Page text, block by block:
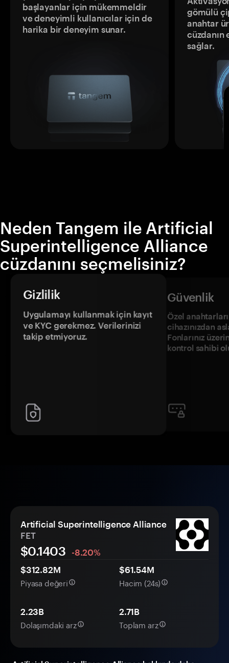
başlayanlar için mükemmeldir
ve deneyimli kullanıcılar için de
harika bir deneyim sunar.
gömülü
anahtar
sağlar.
Neden Tangem ile Artificial
Superintelligence Alliance
cüzdanını seçmelisiniz?
Gizlilik
Uygulamayı kullanmak için kayıt
ve KYC gerekmez. Verilerinizi
takip etmiyoruz.
Güvenlik
Özel
cihazınızdan
Fonlarınız
kontrol sahibi
Artificial Superintelligence Alliance
FET
$0.1403
-8.20%
$312.82M
Piyasa değeri
$61.54M
Hacim (24s)
2.23B
Dolaşımdaki arz
2.71B
Toplam arz